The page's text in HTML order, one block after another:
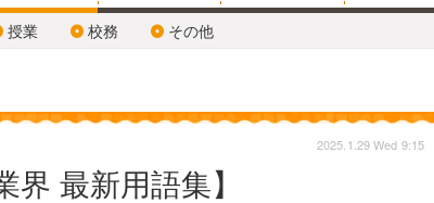
授業 校務 その他
最新用語集】
2025.1.29 Wed 9:15